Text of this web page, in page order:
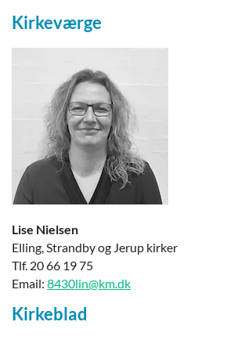
Kirkeværge
Lise Nielsen
Elling, Strandby og Jerup kirker
Tlf. 20 66 19 75
Email: 8430lin@km.dk
Kirkeblad